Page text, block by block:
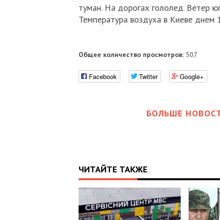
туман. На дорогах гололед. Ветер
Температура воздуха в Киеве днем
Общее количество просмотров:507
Facebook Twitter Google+
БОЛЬШЕ
ЧИТАЙТЕ ТАКЖЕ